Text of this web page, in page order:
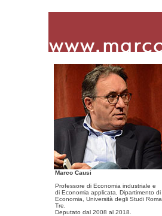
Marco Causi
Professore di Economia industriale e
di Economia applicata, Dipartimento di
Economia, Università degli Studi Roma
Tre.
Deputato dal 2008 al 2018.